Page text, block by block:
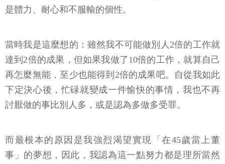
是體力、耐心和不服輸的個性。
當時我是這麼想的：雖然我不可能做別人2倍的工作就
達到2倍的成果，但如果我做了10倍的工作，就算自己
再怎麼無能，至少也能得到2倍的成果吧。自從我如此
下定決心後，忙碌就變成一件愉快的事情，我也不再
討厭做的事比別人多，或是認為多做多受罪。
而最根本的原因是我強烈渴望實現「在45歲當上董
事」的夢想，因此，我認為這一點努力都是理所當然